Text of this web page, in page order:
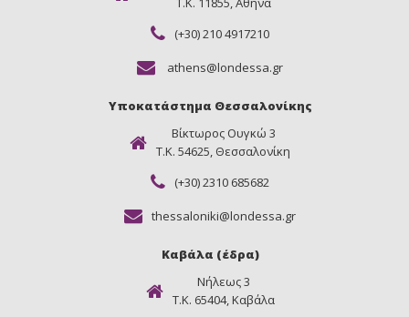
(+30) 210 4917210
athens@londessa.gr
Υποκατάστημα Θεσσαλονίκης
Βίκτωρος Ουγκώ 3
Τ.Κ. 54625, Θεσσαλονίκη
(+30) 2310 685682
thessaloniki@londessa.gr
Καβάλα (έδρα)
Νήλεως 3
Τ.Κ. 65404, Καβάλα